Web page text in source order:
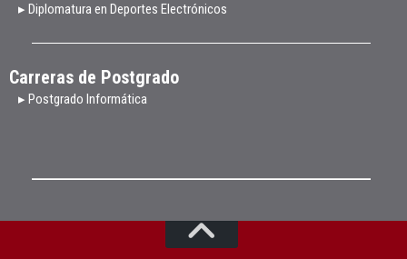
▸ Diplomatura en Deportes Electrónicos
Carreras de Postgrado
▸ Postgrado Informática